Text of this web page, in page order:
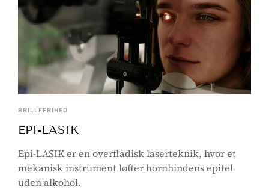
BRILLEFRIHED
EPI-LASIK
Epi-LASIK er en overfladisk laserteknik, hvor et
mekanisk instrument løfter hornhindens epitel
uden alkohol.